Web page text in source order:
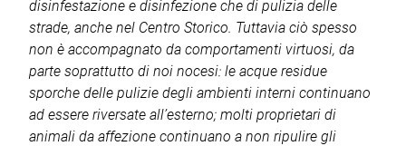
disinfestazione e disinfezione che di pulizia delle
strade, anche nel Centro Storico. Tuttavia ciò spesso
non è accompagnato da comportamenti virtuosi, da
parte soprattutto di noi nocesi: le acque residue
sporche delle pulizie degli ambienti interni continuano
ad essere riversate all’esterno; molti proprietari di
animali da affezione continuano a non ripulire gli